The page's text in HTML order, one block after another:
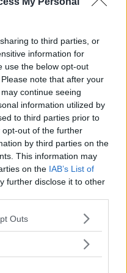
to third parties, or
information for
use the below opt-out
note that after your
continue seeing
information utilized by
to third parties prior to
out of the further
by third parties on the
This information may
on the IAB’s List of
further disclose it to other
one or more Google
You may click to
in below Google
Outs
likande?
Lite knasigt, men